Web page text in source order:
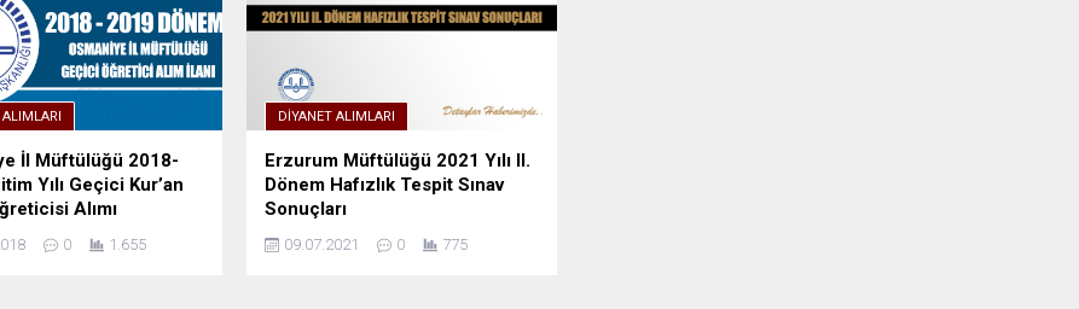
ALIMLARI
İl Müftülüğü 2018-
Yılı Geçici Kur’an
Alımı
0 1.655
DIYANET ALIMLARI
Erzurum Müftülüğü 2021 Yılı II.
Dönem Hafızlık Tespit Sınav
Sonuçları
09.07.2021 0 775